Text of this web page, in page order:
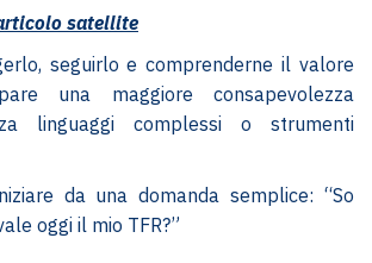
satellite
seguirlo e comprenderne il valore
una maggiore consapevolezza
linguaggi complessi o strumenti
da una domanda semplice: “So
oggi il mio TFR?”